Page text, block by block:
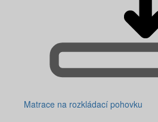
Matrace na rozkládací pohovku